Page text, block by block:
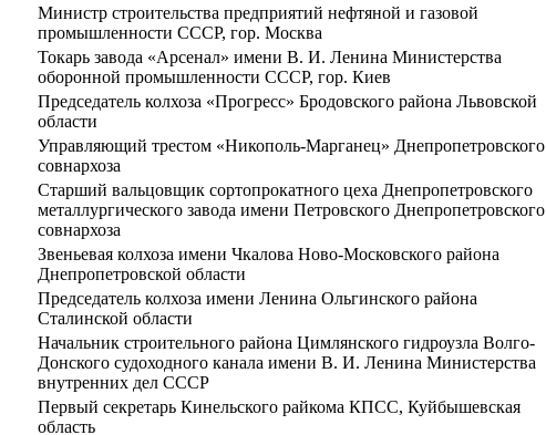
Министр строительства предприятий нефтяной и газовой
промышленности СССР, гор. Москва
Токарь завода «Арсенал» имени В. И. Ленина Министерства
оборонной промышленности СССР, гор. Киев
Председатель колхоза «Прогресс» Бродовского района Львовской
области
Управляющий трестом «Никополь-Марганец» Днепропетровского
совнархоза
Старший вальцовщик сортопрокатного цеха Днепропетровского
металлургического завода имени Петровского Днепропетровского
совнархоза
Звеньевая колхоза имени Чкалова Ново-Московского района
Днепропетровской области
Председатель колхоза имени Ленина Ольгинского района
Сталинской области
Начальник строительного района Цимлянского гидроузла Волго-
Донского судоходного канала имени В. И. Ленина Министерства
внутренних дел СССР
Первый секретарь Кинельского райкома КПСС, Куйбышевская
область